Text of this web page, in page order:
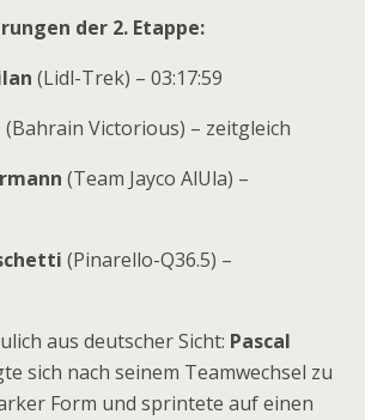
der 2. Etappe:
(Lidl-Trek) – 03:17:59
(Bahrain Victorious) – zeitgleich
(Team Jayco AlUla) –
(Pinarello-Q36.5) –
aus deutscher Sicht: Pascal
sich nach seinem Teamwechsel zu
Form und sprintete auf einen